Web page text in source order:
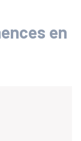
en